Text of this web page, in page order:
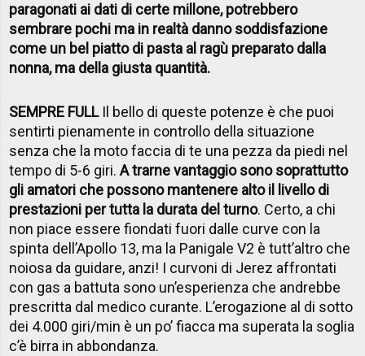
paragonati ai dati di certe millone, potrebbero
sembrare pochi ma in realtà danno soddisfazione
come un bel piatto di pasta al ragù preparato dalla
nonna, ma della giusta quantità.
SEMPRE FULLIl bello di queste potenze è che puoi
sentirti pienamente in controllo della situazione
senza che la moto faccia di te una pezza da piedi nel
tempo di 5-6 giri.A trarne vantaggio sono soprattutto
gli amatori che possono mantenere alto il livello di
prestazioni per tutta la durata del turno. Certo, a chi
non piace essere fiondati fuori dalle curve con la
spinta dell’Apollo 13, ma la Panigale V2 è tutt’altro che
noiosa da guidare, anzi! I curvoni di Jerez affrontati
con gas a battuta sono un’esperienza che andrebbe
prescritta dal medico curante. L’erogazione al di sotto
dei 4.000 giri/min è un po’ fiacca ma superata la soglia
c’è birra in abbondanza.